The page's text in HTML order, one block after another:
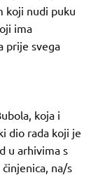
koji nudi puku
ima
prije svega
koja i
dio rada koji je
u arhivima s
na/s